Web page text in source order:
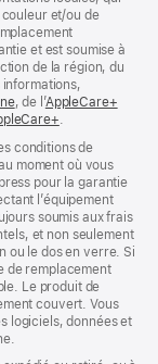
couleur et/ou de
et est soumise à
de la région, du
informations,
(s’ouvre
dans
nouvelle
fenêtre)
, de l’AppleCare+
(s’ouvre
une
nouvelle
fenêtre)
.
conditions de
moment où vous
pour la garantie
l’équipement
soumis aux frais
et non seulement
ou le dos en verre. Si
de remplacement
Le produit de
couvert. Vous
logiciels, données et